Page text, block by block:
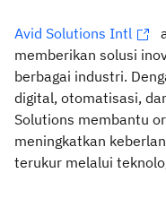
Avid Solutions Intl
memberikan solusi
berbagai industri.
digital, otomatisasi,
Solutions membantu
meningkatkan
terukur melalui